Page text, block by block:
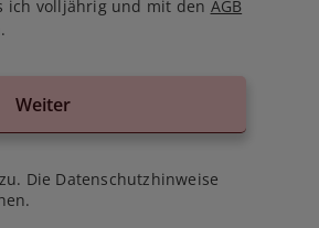
ich volljährig und mit den AGB
Weiter
zu. Die Datenschutzhinweise